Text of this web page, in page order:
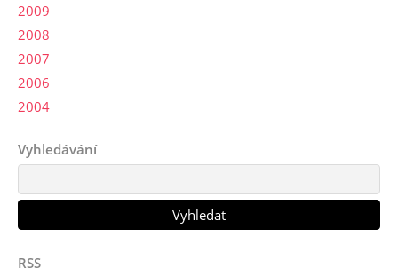
2009
2008
2007
2006
2004
Vyhledávání
RSS